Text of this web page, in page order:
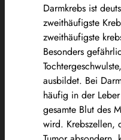
Darmkrebs ist
zweithäufigste
zweithäufigste
Besonders
ausbildet. Bei
häufig in der
gesamte Blut des
wird. Krebszellen,